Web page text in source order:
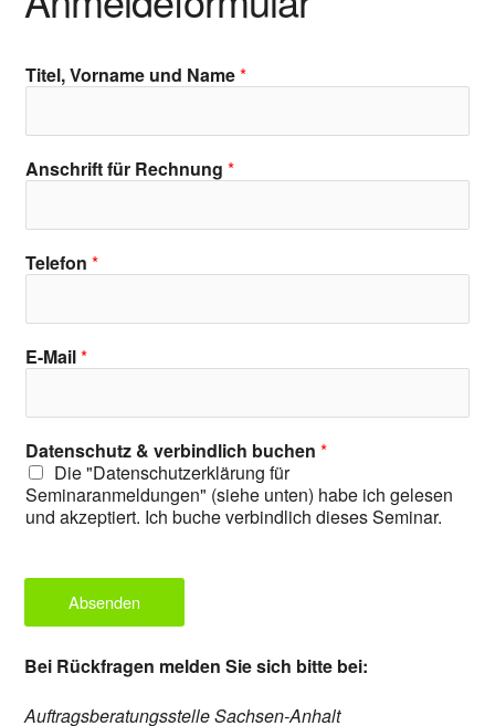
Titel, Vorname und Name*
Anschrift für Rechnung*
Telefon*
E-Mail*
Datenschutz & verbindlich buchen*
Die "Datenschutzerklärung für
Seminaranmeldungen" (siehe unten) habe ich gelesen
und akzeptiert. Ich buche verbindlich dieses Seminar.
Absenden
Bei Rückfragen melden Sie sich bitte bei:
Auftragsberatungsstelle Sachsen-Anhalt